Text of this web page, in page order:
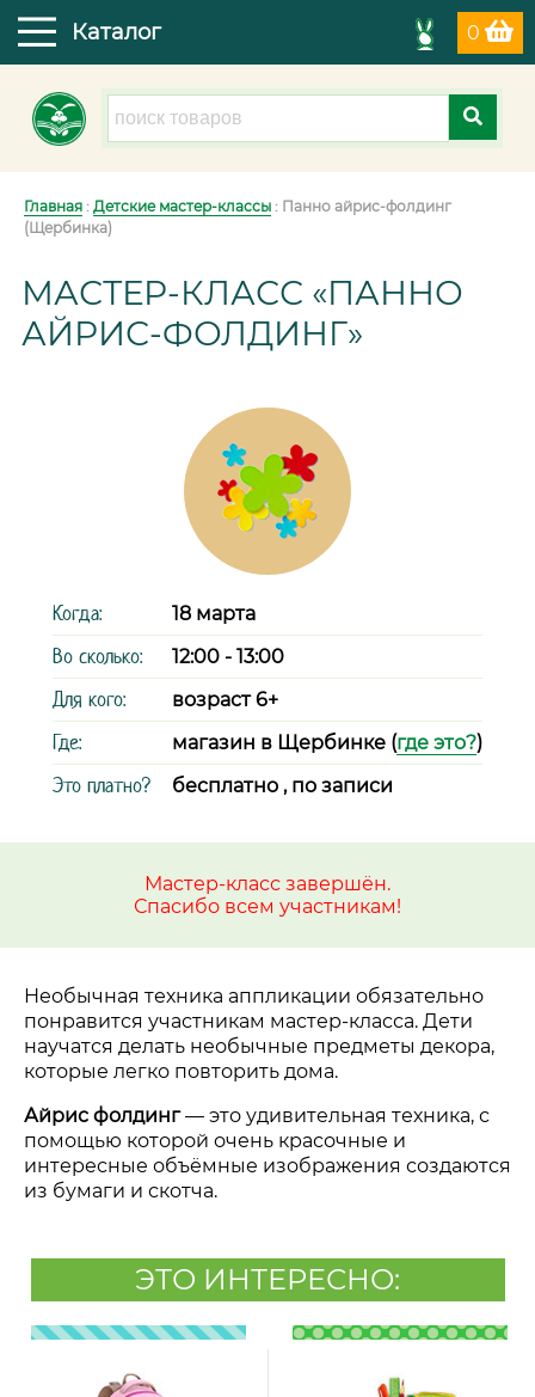
0
Каталог
Главная : Детские мастер-классы : Панно айрис-фолдинг
(Щербинка)
МАСТЕР-КЛАСС «ПАННО
АЙРИС-ФОЛДИНГ»
Когда: 18 марта
Во сколько: 12:00 - 13:00
Для кого: возраст 6+
Где: магазин в Щербинке (где это?)
Это платно? бесплатно , по записи
Мастер-класс завершён.
Спасибо всем участникам!
Необычная техника аппликации обязательно
понравится участникам мастер-класса. Дети
научатся делать необычные предметы декора,
которые легко повторить дома.
Айрис фолдинг — это удивительная техника, с
помощью которой очень красочные и
интересные объёмные изображения создаются
из бумаги и скотча.
ЭТО ИНТЕРЕСНО: